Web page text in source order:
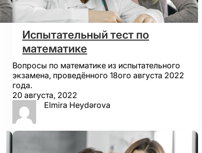
Испытательный тест по
математике
Вопросы по математике из испытательного
экзамена, проведённого 18ого августа 2022
года.
20 августа, 2022
Elmira Heydərova